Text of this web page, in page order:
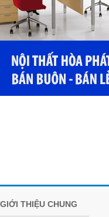
GIỚI THIỆU CHUNG